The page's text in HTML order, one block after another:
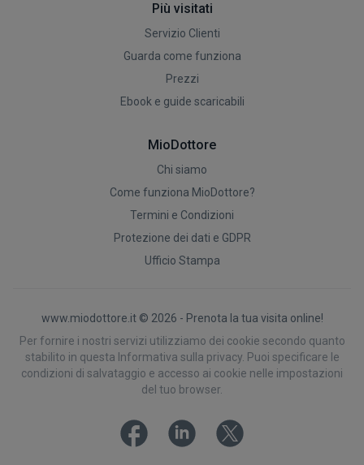
Più visitati
Servizio Clienti
Guarda come funziona
Prezzi
Ebook e guide scaricabili
MioDottore
Chi siamo
Come funziona MioDottore?
Termini e Condizioni
Protezione dei dati e GDPR
Ufficio Stampa
www.miodottore.it © 2026 - Prenota la tua visita online!
Per fornire i nostri servizi utilizziamo dei cookie secondo quanto
stabilito in questa Informativa sulla privacy. Puoi specificare le
condizioni di salvataggio e accesso ai cookie nelle impostazioni
del tuo browser.